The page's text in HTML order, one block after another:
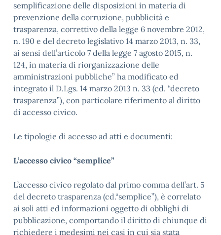
semplificazione delle disposizioni in materia di
prevenzione della corruzione, pubblicità e
trasparenza, correttivo della legge 6 novembre 2012,
n. 190 e del decreto legislativo 14 marzo 2013, n. 33,
ai sensi dell’articolo 7 della legge 7 agosto 2015, n.
124, in materia di riorganizzazione delle
amministrazioni pubbliche” ha modificato ed
integrato il D.Lgs. 14 marzo 2013 n. 33 (cd. “decreto
trasparenza”), con particolare riferimento al diritto
di accesso civico.
Le tipologie di accesso ad atti e documenti:
L’accesso civico “semplice”
L’accesso civico regolato dal primo comma dell’art. 5
del decreto trasparenza (cd.“semplice”), è correlato
ai soli atti ed informazioni oggetto di obblighi di
pubblicazione, comportando il diritto di chiunque di
richiedere i medesimi nei casi in cui sia stata